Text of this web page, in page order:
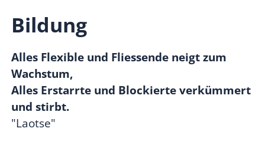
Bildung
Alles Flexible und Fliessende neigt zum
Wachstum,
Alles Erstarrte und Blockierte verkümmert
und stirbt.
"Laotse"